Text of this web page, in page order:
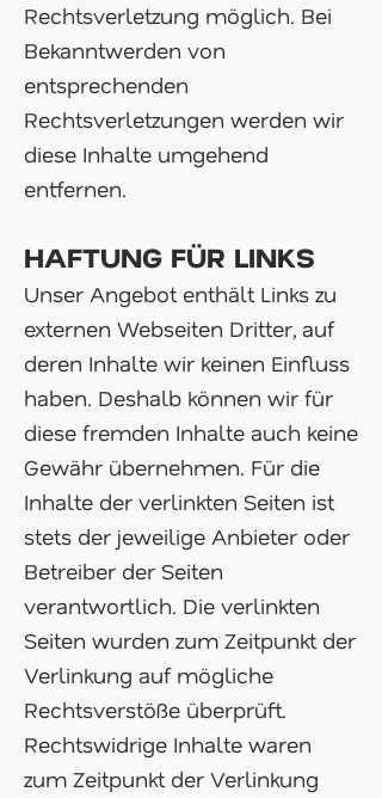
Rechtsverletzung möglich. Bei
Bekanntwerden von
entsprechenden
Rechtsverletzungen werden wir
diese Inhalte umgehend
entfernen.
HAFTUNG FÜR LINKS
Unser Angebot enthält Links zu
externen Webseiten Dritter, auf
deren Inhalte wir keinen Einfluss
haben. Deshalb können wir für
diese fremden Inhalte auch keine
Gewähr übernehmen. Für die
Inhalte der verlinkten Seiten ist
stets der jeweilige Anbieter oder
Betreiber der Seiten
verantwortlich. Die verlinkten
Seiten wurden zum Zeitpunkt der
Verlinkung auf mögliche
Rechtsverstöße überprüft.
Rechtswidrige Inhalte waren
zum Zeitpunkt der Verlinkung